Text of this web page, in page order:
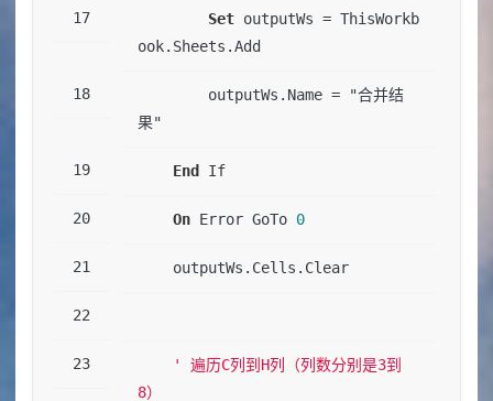
Set outputWs = ThisWorkb
ook.Sheets.Add
        outputWs.Name
= "合并结
果"
End If
On Error GoTo 0
    outputWs.Cells.Clear
' 遍历C列到H列（列数分别是3到
8）